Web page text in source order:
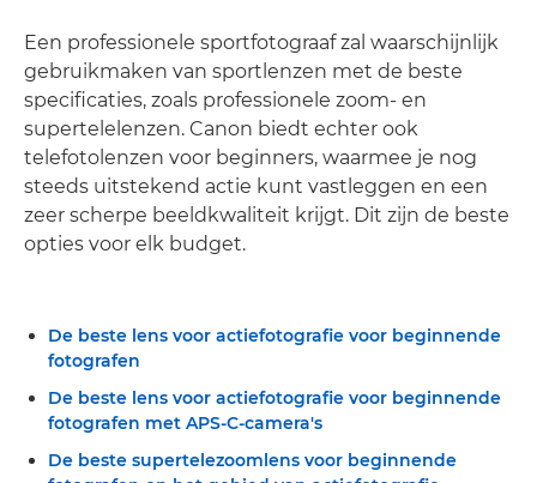
Een professionele sportfotograaf zal waarschijnlijk
gebruikmaken van sportlenzen met de beste
specificaties, zoals professionele zoom- en
supertelelenzen. Canon biedt echter ook
telefotolenzen voor beginners, waarmee je nog
steeds uitstekend actie kunt vastleggen en een
zeer scherpe beeldkwaliteit krijgt. Dit zijn de beste
opties voor elk budget.
De beste lens voor actiefotografie voor beginnende
fotografen
De beste lens voor actiefotografie voor beginnende
fotografen met APS-C-camera's
De beste supertelezoomlens voor beginnende